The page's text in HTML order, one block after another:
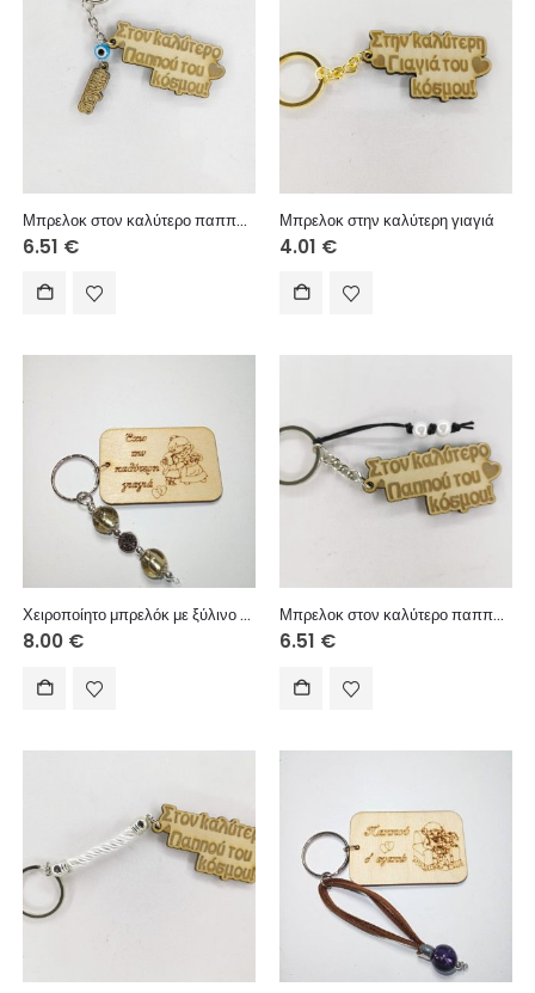
Μπρελοκ στον καλύτερο παππού του κόσμου μάτι όνομα
6.51 €
Μπρελοκ στην καλύτερη γιαγιά
4.01 €
Χειροποίητο μπρελόκ με ξύλινο στοιχείο και ακρυλικές χάντρες.
8.00 €
Μπρελοκ στον καλύτερο παππού του κόσμου μαύρο κορδόνι
6.51 €